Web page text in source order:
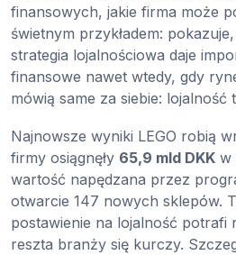
finansowych, jakie firma może
świetnym przykładem:
strategia lojalnościowa daje
finansowe nawet wtedy, gdy
mówią same za siebie: lojalność
Najnowsze wyniki LEGO robią
firmy osiągnęły 65,9 mld DKK w
wartość napędzana przez
otwarcie 147 nowych sklepów.
postawienie na lojalność potrafi
reszta branży się kurczy.